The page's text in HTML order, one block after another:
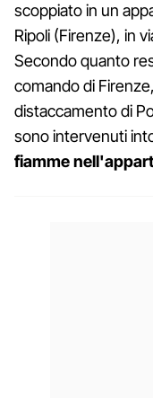
scoppiato in un
Ripoli (Firenze), in
Secondo quanto
comando di
distaccamento di
sono intervenuti
fiamme